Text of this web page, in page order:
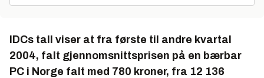
IDCs tall viser at fra første til andre kvartal
2004, falt gjennomsnittsprisen på en bærbar
PC i Norge falt med 780 kroner, fra 12 136